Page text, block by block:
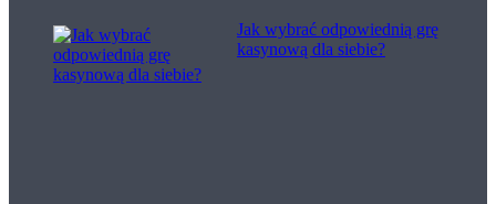
Jak wybrać odpowiednią grę
kasynową dla siebie?